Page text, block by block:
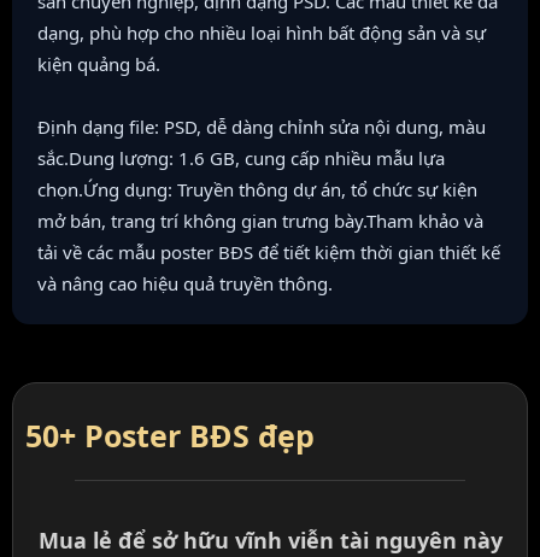
dạng, phù hợp cho nhiều loại hình bất động sản và sự
kiện quảng bá.
Định dạng file: PSD, dễ dàng chỉnh sửa nội dung, màu
sắc.Dung lượng: 1.6 GB, cung cấp nhiều mẫu lựa
chọn.Ứng dụng: Truyền thông dự án, tổ chức sự kiện
mở bán, trang trí không gian trưng bày.Tham khảo và
tải về các mẫu poster BĐS để tiết kiệm thời gian thiết kế
và nâng cao hiệu quả truyền thông.
50+ Poster BĐS đẹp
Mua lẻ để sở hữu vĩnh viễn tài nguyên này